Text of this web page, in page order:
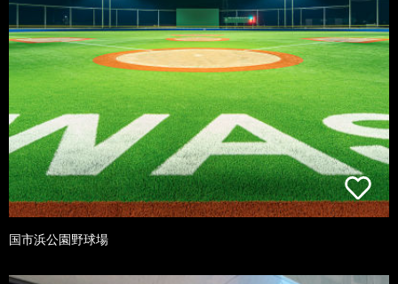
国市浜公園野球場